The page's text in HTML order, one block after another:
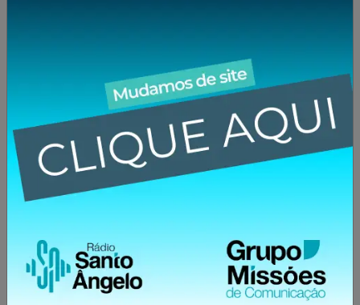
São Miguel das Missões recebe
nova sinalização turística de
padrão mundial
22/01/2025 ÀS 09:01
Apresentados os secretários
municipais de Entre-Ijuís
Projetos dos 400 anos das
Missões estão na fase de
orientação técnica